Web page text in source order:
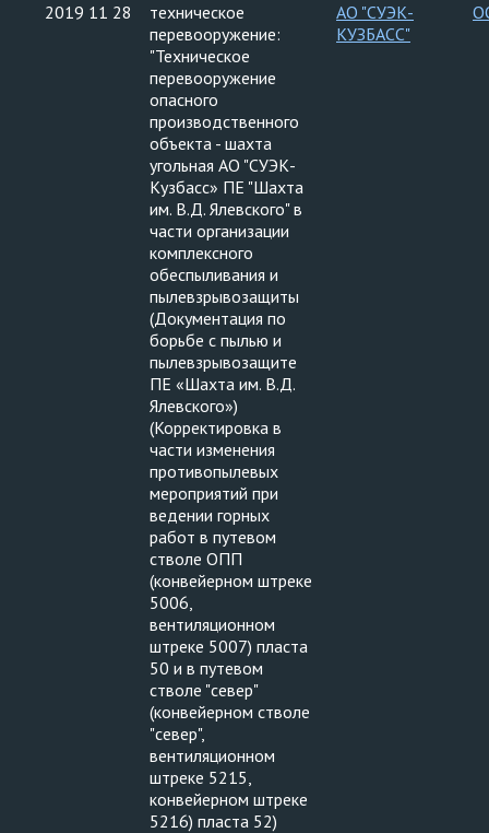
2019 11 28
техническое
перевооружение:
"Техническое
перевооружение
опасного
производственного
объекта - шахта
угольная АО "СУЭК-
Кузбасс» ПЕ "Шахта
им. В.Д. Ялевского" в
части организации
комплексного
обеспыливания и
пылевзрывозащиты
(Документация по
борьбе с пылью и
пылевзрывозащите
ПЕ «Шахта им. В.Д.
Ялевского»)
(Корректировка в
части изменения
противопылевых
мероприятий при
ведении горных
работ в путевом
стволе ОПП
(конвейерном штреке
5006,
вентиляционном
штреке 5007) пласта
50 и в путевом
стволе "север"
(конвейерном стволе
"север",
вентиляционном
штреке 5215,
конвейерном штреке
5216) пласта 52)
АО "СУЭК-
КУЗБАСС"